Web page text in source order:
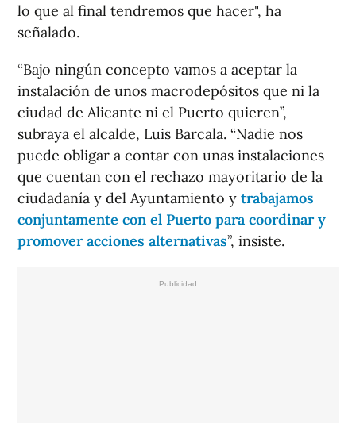
lo que al final tendremos que hacer", ha
señalado.
“Bajo ningún concepto vamos a aceptar la
instalación de unos macrodepósitos que ni la
ciudad de Alicante ni el Puerto quieren”,
subraya el alcalde, Luis Barcala. “Nadie nos
puede obligar a contar con unas instalaciones
que cuentan con el rechazo mayoritario de la
ciudadanía y del Ayuntamiento y trabajamos
conjuntamente con el Puerto para coordinar y
promover acciones alternativas”, insiste.